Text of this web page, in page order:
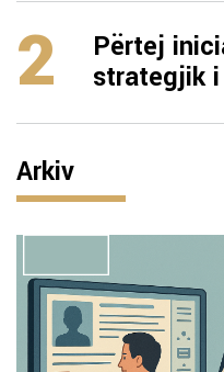
2
Përtej
strategjik
Arkiv